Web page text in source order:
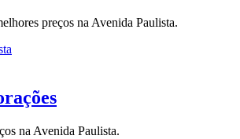
preços na Avenida Paulista.
na Avenida Paulista.